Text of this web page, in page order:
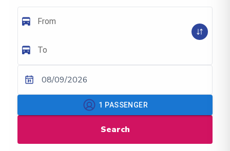
From
To
08/09/2026
1 PASSENGER
Search